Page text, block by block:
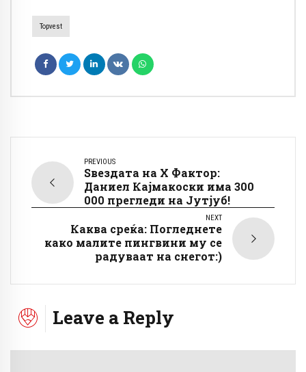
Topvest
PREVIOUS
Ѕвездата на Х Фактор:
Даниел Кајмакоски има 300
000 прегледи на Јутјуб!
NEXT
Каква среќа: Погледнете
како малите пингвини му се
радуваат на снегот:)
Leave a Reply